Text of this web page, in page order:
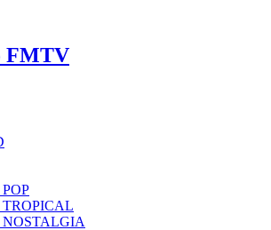
FMTV
TROPICAL
NOSTALGIA